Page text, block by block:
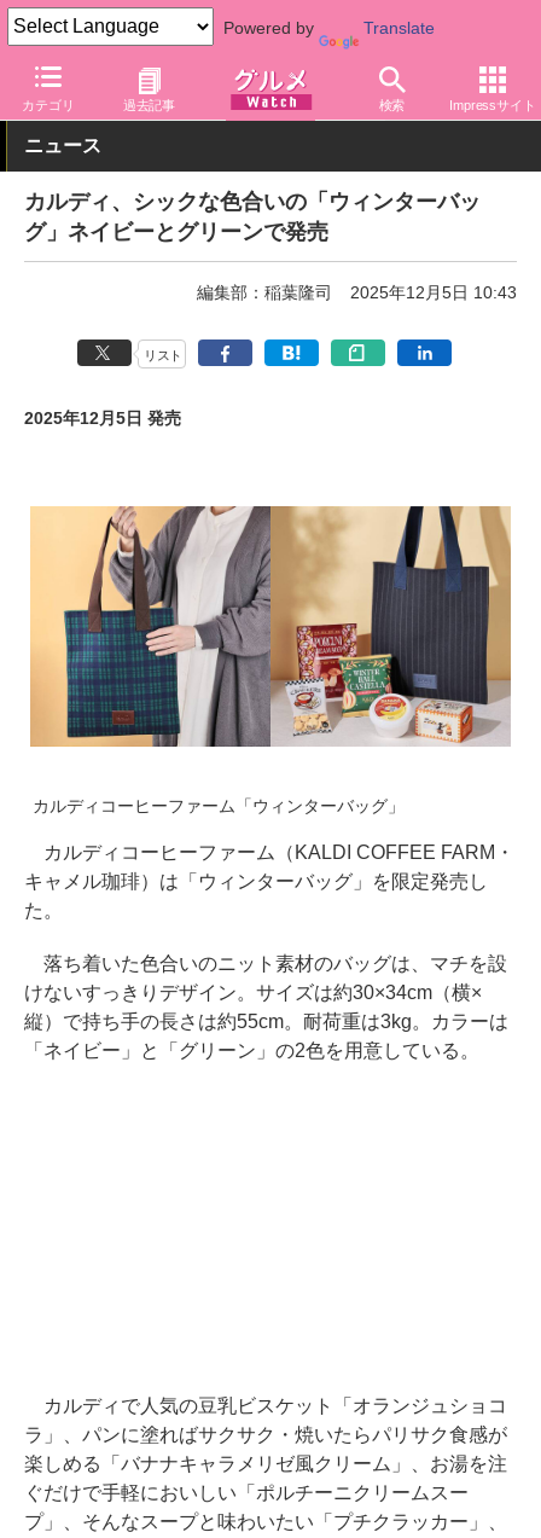
Powered by Translate
カテゴリ 過去記事 検索 Impressサイト
グルメ Watch 店舗 バラエティ カルディ
ニュース
カルディ、シックな色合いの「ウィンターバッ
グ」ネイビーとグリーンで発売
編集部：稲葉隆司 2025年12月5日 10:43
リスト
2025年12月5日 発売
カルディコーヒーファーム「ウィンターバッグ」
カルディコーヒーファーム（KALDI COFFEE FARM・
キャメル珈琲）は「ウィンターバッグ」を限定発売し
た。
落ち着いた色合いのニット素材のバッグは、マチを設
けないすっきりデザイン。サイズは約30×34cm（横×
縦）で持ち手の長さは約55cm。耐荷重は3kg。カラーは
「ネイビー」と「グリーン」の2色を用意している。
カルディで人気の豆乳ビスケット「オランジュショコ
ラ」、パンに塗ればサクサク・焼いたらパリサク食感が
楽しめる「バナナキャラメリゼ風クリーム」、お湯を注
ぐだけで手軽においしい「ポルチーニクリームスー
プ」、そんなスープと味わいたい「プチクラッカー」、